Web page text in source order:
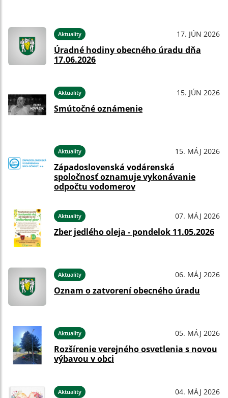
Aktuality 17. JÚN 2026
Úradné hodiny obecného úradu dňa
17.06.2026
Aktuality 15. JÚN 2026
Smútočné oznámenie
Aktuality 15. MÁJ 2026
Západoslovenská vodárenská
spoločnosť oznamuje vykonávanie
odpočtu vodomerov
Aktuality 07. MÁJ 2026
Zber jedlého oleja - pondelok 11.05.2026
Aktuality 06. MÁJ 2026
Oznam o zatvorení obecného úradu
Aktuality 05. MÁJ 2026
Rozšírenie verejného osvetlenia s novou
výbavou v obci
Aktuality 04. MÁJ 2026